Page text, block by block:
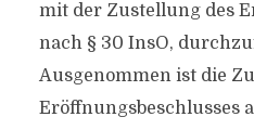
mit der Zustellung des
nach § 30 InsO,
Ausgenommen ist die
Eröffnungsbeschlusses